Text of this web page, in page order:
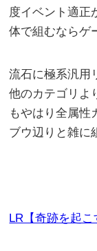
度イベント適正
体で組むならゲ
流石に極系汎用
他のカテゴリよ
もやはり全属性
ブウ辺りと雑に
LR【奇跡を起